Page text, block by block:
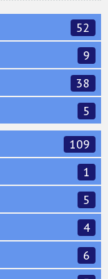
52
9
38
5
109
1
5
4
6